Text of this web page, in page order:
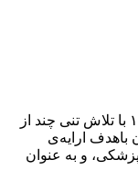
انجمن علمی روان‌پزشکان ایران در سال ۱۳۴۵ با تلاش تنی چند از
باهدف ارایه‌ی
و به عنوان